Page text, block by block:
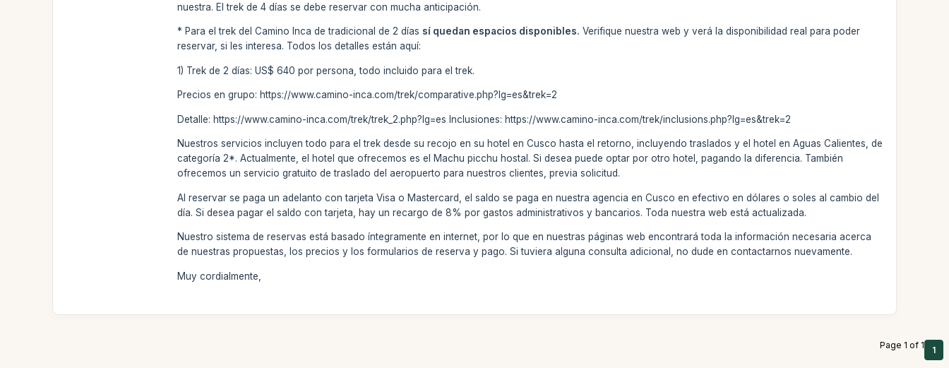
nuestra. El trek de 4 días se debe reservar con mucha anticipación.
* Para el trek del Camino Inca de tradicional de 2 días sí quedan espacios disponibles. Verifique nuestra web y verá la disponibilidad real para poder
reservar, si les interesa. Todos los detalles están aquí:
1) Trek de 2 días: US$ 640 por persona, todo incluido para el trek.
Precios en grupo: https://www.camino-inca.com/trek/comparative.php?lg=es&trek=2
Detalle: https://www.camino-inca.com/trek/trek_2.php?lg=es Inclusiones: https://www.camino-inca.com/trek/inclusions.php?lg=es&trek=2
Nuestros servicios incluyen todo para el trek desde su recojo en su hotel en Cusco hasta el retorno, incluyendo traslados y el hotel en Aguas Calientes, de
categoría 2*. Actualmente, el hotel que ofrecemos es el Machu picchu hostal. Si desea puede optar por otro hotel, pagando la diferencia. También
ofrecemos un servicio gratuito de traslado del aeropuerto para nuestros clientes, previa solicitud.
Al reservar se paga un adelanto con tarjeta Visa o Mastercard, el saldo se paga en nuestra agencia en Cusco en efectivo en dólares o soles al cambio del
día. Si desea pagar el saldo con tarjeta, hay un recargo de 8% por gastos administrativos y bancarios. Toda nuestra web está actualizada.
Nuestro sistema de reservas está basado íntegramente en internet, por lo que en nuestras páginas web encontrará toda la información necesaria acerca
de nuestras propuestas, los precios y los formularios de reserva y pago. Si tuviera alguna consulta adicional, no dude en contactarnos nuevamente.
Muy cordialmente,
Page 1 of 1 1